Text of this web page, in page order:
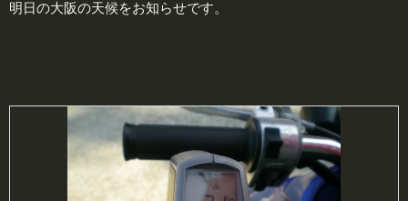
明日の大阪の天候をお知らせです。